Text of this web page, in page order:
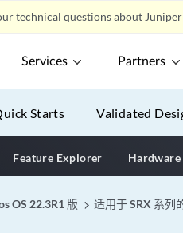
technical questions about
Services Partners
Starts Validated
Feature Explorer
OS 22.3R1 版 适用于 SRX 系列